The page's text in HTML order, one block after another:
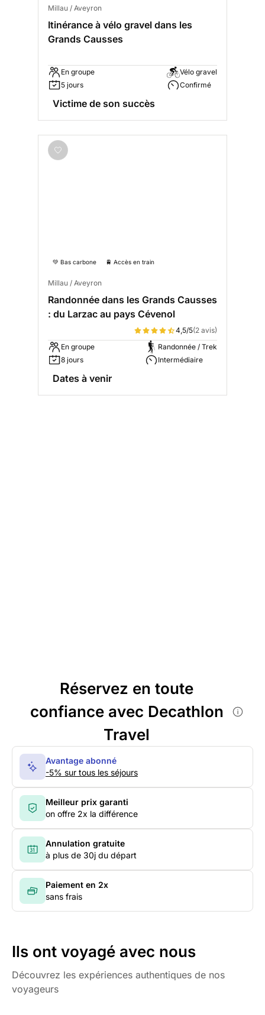
Millau / Aveyron
Itinérance à vélo gravel dans les
Grands Causses
En groupe
5 jours
Vélo gravel
Confirmé
Victime de son succès
💚 Bas carbone 🚆 Accès en train
Millau / Aveyron
Randonnée dans les Grands Causses
: du Larzac au pays Cévenol
4,5/5(2 avis)
En groupe
8 jours
Randonnée / Trek
Intermédiaire
Dates à venir
Réservez en toute
confiance avec Decathlon
Travel
Avantage abonné
-5% sur tous les séjours
Meilleur prix garanti
on offre 2x la différence
Annulation gratuite
à plus de 30j du départ
Paiement en 2x
sans frais
Ils ont voyagé avec nous
Découvrez les expériences authentiques de nos
voyageurs